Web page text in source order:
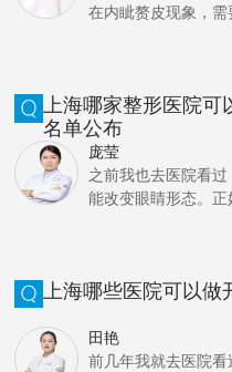
在内眦赘皮现象，
上海哪家整形医院可
名单公布
庞莹
之前我也去医院看
能改变眼睛形态。
上海哪些医院可以做
田艳
前几年我就去医院